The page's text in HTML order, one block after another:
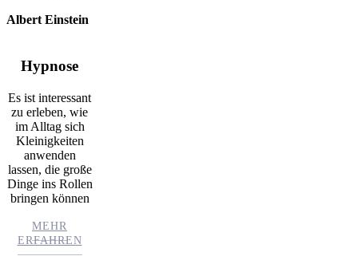
Albert Einstein
Hypnose
Es ist interessant
zu erleben, wie
im Alltag sich
Kleinigkeiten
anwenden
lassen, die große
Dinge ins Rollen
bringen können
MEHR
ERFAHREN